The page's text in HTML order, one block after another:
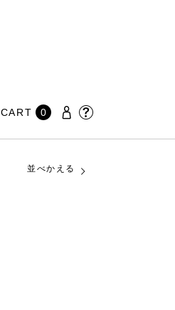
CART 0
並べかえる